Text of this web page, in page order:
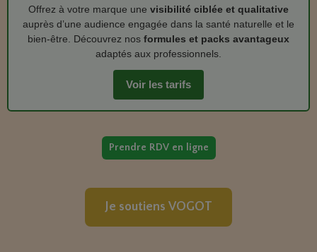
Offrez à votre marque une visibilité ciblée et qualitative
auprès d’une audience engagée dans la santé naturelle et le
bien‑être. Découvrez nos formules et packs avantageux
adaptés aux professionnels.
Voir les tarifs
Prendre RDV en ligne
Je soutiens VOGOT